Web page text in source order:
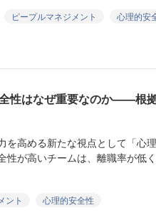
ピープルマネジメント
心理的安
性はなぜ重要なのか——根
を高める新たな視点として「心
性が高いチームは、離職率が低
ント
心理的安全性